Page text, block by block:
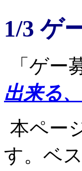
1/3 ゲ
「ゲ
出来る
本ペー
す。ベ